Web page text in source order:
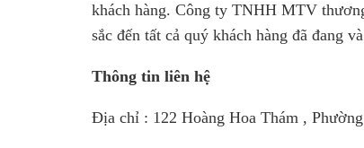
khách hàng. Công ty TNHH MTV
sắc đến tất cả quý khách hàng đã đang
Thông tin liên hệ
Địa chỉ : 122 Hoàng Hoa Thám ,